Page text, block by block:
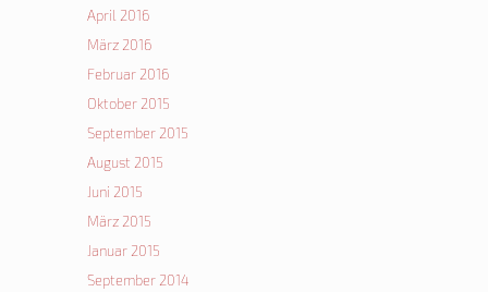
April 2016
März 2016
Februar 2016
Oktober 2015
September 2015
August 2015
Juni 2015
März 2015
Januar 2015
September 2014